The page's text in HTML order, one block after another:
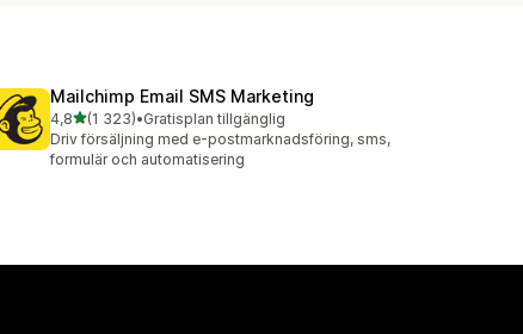
Mailchimp Email SMS Marketing
4,8av 5 stjärnor
(1 323)
1323 recensioner totalt
•Gratisplan tillgänglig
Driv försäljning med e-postmarknadsföring, sms,
formulär och automatisering